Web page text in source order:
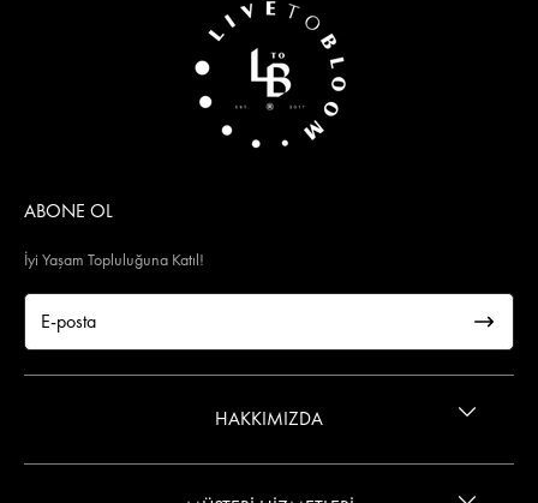
ABONE OL
İyi Yaşam Topluluğuna Katıl!
HAKKIMIZDA